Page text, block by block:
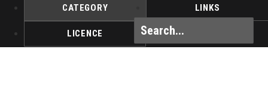
CATEGORY LINKS
LICENCE